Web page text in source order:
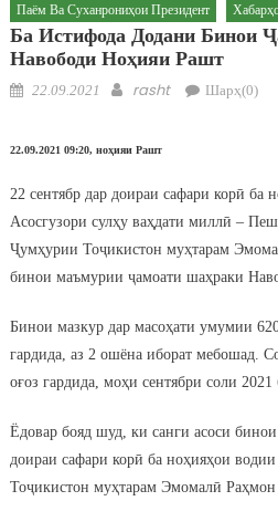
Паём Ва Суханрониҳои Президент
Ба Истифода Додани Бинои
Навободи Ноҳияи Рашт
Posted on
22.09.2021 Author
rasht Шарҳ(0)
22.09.2021 09:20, ноҳияи Рашт
22 сентябр дар доираи сафари корӣ ба
Асосгузори сулҳу ваҳдати миллӣ –
Ҷумҳурии Тоҷикистон муҳтарам
бинои маъмурии ҷамоати шаҳраки
Бинои мазкур дар масоҳати умумии
гардида, аз 2 ошёна иборат мебошад.
оғоз гардида, моҳи сентябри соли 2021
Ёдовар бояд шуд, ки санги асоси
доираи сафари корӣ ба ноҳияҳои
Тоҷикистон муҳтарам Эмомалӣ Раҳмон